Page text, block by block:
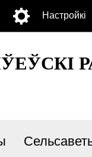
Настройкі